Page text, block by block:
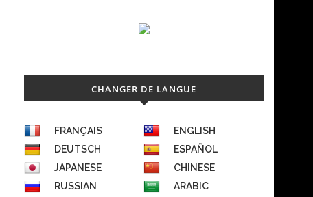
CHANGER DE LANGUE
FRANÇAIS
ENGLISH
DEUTSCH
ESPAÑOL
JAPANESE
CHINESE
RUSSIAN
ARABIC